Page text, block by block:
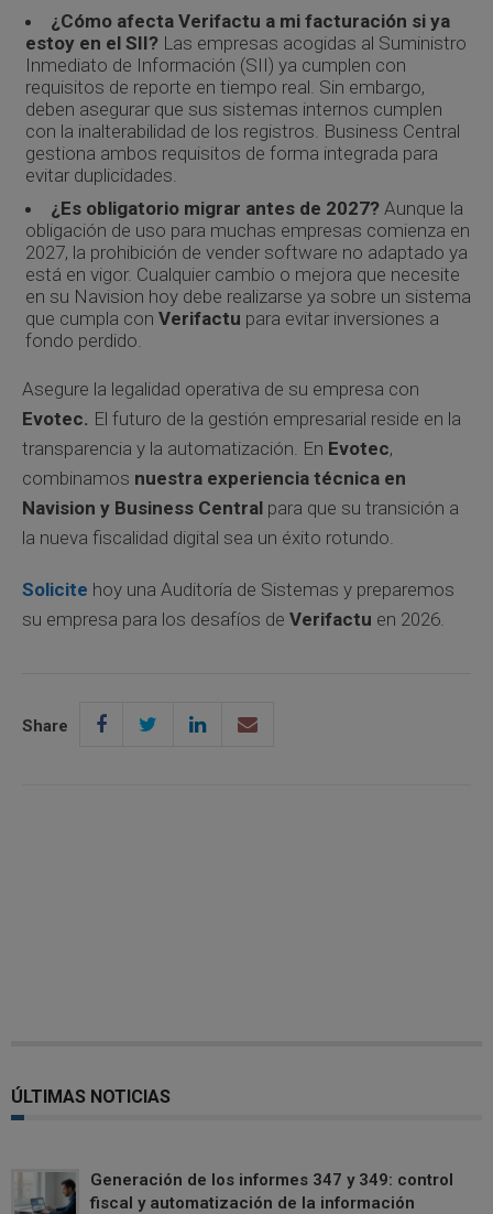
¿Cómo afecta Verifactu a mi facturación si ya
estoy en el SII? Las empresas acogidas al Suministro
Inmediato de Información (SII) ya cumplen con
requisitos de reporte en tiempo real. Sin embargo,
deben asegurar que sus sistemas internos cumplen
con la inalterabilidad de los registros. Business Central
gestiona ambos requisitos de forma integrada para
evitar duplicidades.
¿Es obligatorio migrar antes de 2027? Aunque la
obligación de uso para muchas empresas comienza en
2027, la prohibición de vender software no adaptado ya
está en vigor. Cualquier cambio o mejora que necesite
en su Navision hoy debe realizarse ya sobre un sistema
que cumpla con Verifactu para evitar inversiones a
fondo perdido.
Asegure la legalidad operativa de su empresa con
Evotec. El futuro de la gestión empresarial reside en la
transparencia y la automatización. En Evotec,
combinamos nuestra experiencia técnica en
Navision y Business Central para que su transición a
la nueva fiscalidad digital sea un éxito rotundo.
Solicite hoy una Auditoría de Sistemas y preparemos
su empresa para los desafíos de Verifactu en 2026.
Share
ÚLTIMAS NOTICIAS
Generación de los informes 347 y 349: control
fiscal y automatización de la información